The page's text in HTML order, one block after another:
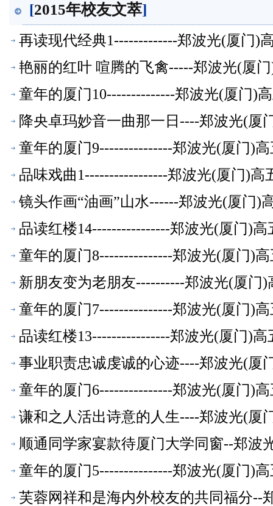
[2015年校友文萃]
再读现代经典1-------------郑波光(厦门)
艳丽的红叶 喧腾的飞禽-----郑波光(厦
童年的厦门10--------------郑波光(厦门)
降央卓玛妙音一曲那一日----郑波光(厦
童年的厦门9---------------郑波光(厦门)
品味戏曲1-----------------郑波光(厦门)高
镜头作画“油画”山水------郑波光(厦门)
品读红楼14----------------郑波光(厦门)
童年的厦门8---------------郑波光(厦门)
新朋友变为老朋友----------郑波光(厦门
童年的厦门7---------------郑波光(厦门)
品读红楼13----------------郑波光(厦门)
事业职责忠诚虔诚的心迹----郑波光(厦
童年的厦门6---------------郑波光(厦门)
谦和之人活出诗意的人生----郑波光(厦
顺通同学家宴款待厦门大学同窗--郑波
童年的厦门5---------------郑波光(厦门)
芙蓉网祥和是海内外校友的共同福分--